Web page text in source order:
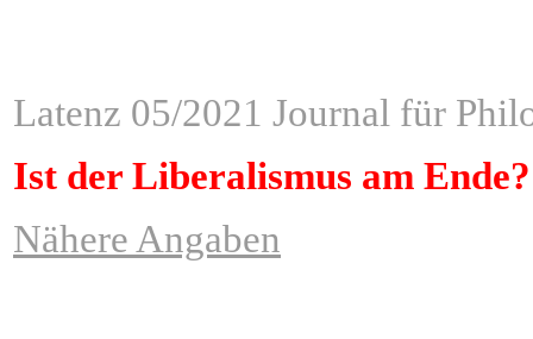
Latenz 05/2021 Journal für
Ist der Liberalismus am Ende?
Nähere Angaben